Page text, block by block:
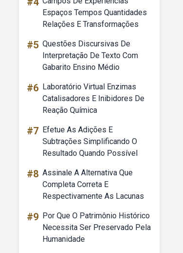
Espaços Tempos Quantidades
Relações E Transformações
#5 Questões Discursivas De
Interpretação De Texto Com
Gabarito Ensino Médio
#6 Laboratório Virtual Enzimas
Catalisadores E Inibidores De
Reação Química
#7 Efetue As Adições E
Subtrações Simplificando O
Resultado Quando Possível
#8 Assinale A Alternativa Que
Completa Correta E
Respectivamente As Lacunas
#9 Por Que O Patrimônio Histórico
Necessita Ser Preservado Pela
Humanidade